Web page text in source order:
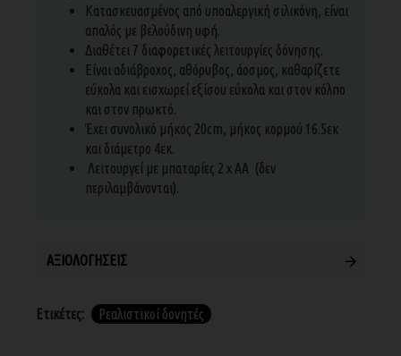
Κατασκευασμένος από υποαλεργική σιλικόνη, είναι
απαλός με βελούδινη υφή.
Διαθέτει 7 διαφορετικές λειτουργίες δόνησης.
Είναι αδιάβροχος, αθόρυβος, άοσμος, καθαρίζετε
εύκολα και εισχωρεί εξίσου εύκολα και στον κόλπο
και στον πρωκτό.
Έχει συνολικό μήκος 20cm, μήκος κορμού 16.5εκ
και διάμετρο 4εκ.
Λειτουργεί με μπαταρίες 2 x AA (δεν
περιλαμβάνονται).
ΑΞΙΟΛΟΓΉΣΕΙΣ
Ετικέτες: Ρεαλιστικοί δονητές